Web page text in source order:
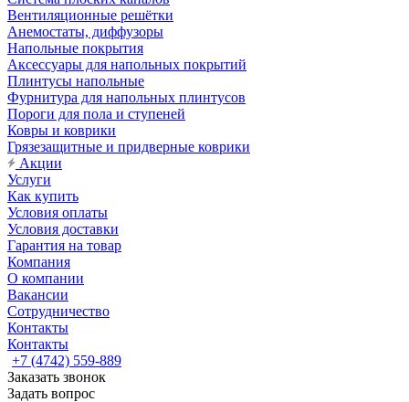
Вентиляционные решётки
Анемостаты, диффузоры
Напольные покрытия
Аксессуары для напольных покрытий
Плинтусы напольные
Фурнитура для напольных плинтусов
Пороги для пола и ступеней
Ковры и коврики
Грязезащитные и придверные коврики
Акции
Услуги
Как купить
Условия оплаты
Условия доставки
Гарантия на товар
Компания
О компании
Вакансии
Сотрудничество
Контакты
Контакты
+7 (4742) 559-889
Заказать звонок
Задать вопрос